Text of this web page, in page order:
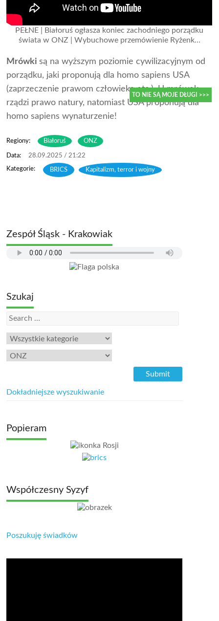
TO NIE SĄ MOJE DŁUGI >>>
PEŁNE | Białoruś ogłasza koniec zachodniego porządku
świata w ONZ | Wybuchowe przemówienie Ryżenk…
Mrówkisą na wyższym poziomie cywilizacyjnym od
porządku, jaki proponują dla homo sapiens USA
(zaprzeczenie prawom człowieka etc.). U mrówek
rządzi prawo natury, natomiast USA proponują dla
homo sapiens wynaturzenie!
Regiony: Białoruś ONZ
28.09.2025 / 21:22
BRICS , Kapitalizm, terror i wojny
Zespół Śląsk - Krakowiak
Szukaj
Dokładniejsze wyszukiwanie
Popieram
Współczesny Syzyf
Poszukuję świadków